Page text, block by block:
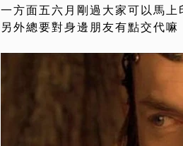
一方面五六月剛過大家可以馬上
另外總要對身邊朋友有點交代嘛